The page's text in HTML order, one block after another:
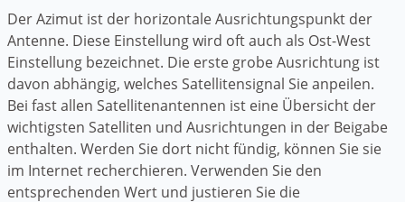
Der Azimut ist der horizontale Ausrichtungspunkt der
Antenne. Diese Einstellung wird oft auch als Ost-West
Einstellung bezeichnet. Die erste grobe Ausrichtung ist
davon abhängig, welches Satellitensignal Sie anpeilen.
Bei fast allen Satellitenantennen ist eine Übersicht der
wichtigsten Satelliten und Ausrichtungen in der Beigabe
enthalten. Werden Sie dort nicht fündig, können Sie sie
im Internet recherchieren. Verwenden Sie den
entsprechenden Wert und justieren Sie die